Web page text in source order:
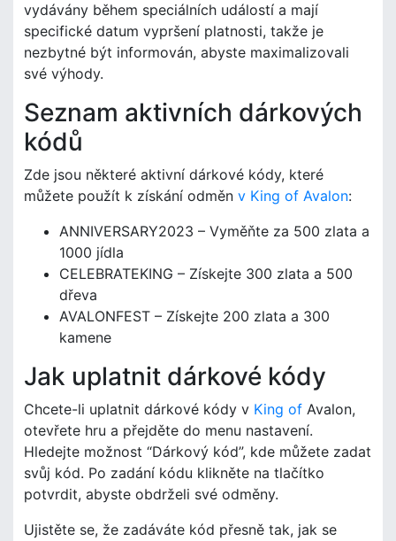
vydávány během speciálních událostí a mají
specifické datum vypršení platnosti, takže je
nezbytné být informován, abyste maximalizovali
své výhody.
Seznam aktivních dárkových
kódů
Zde jsou některé aktivní dárkové kódy, které
můžete použít k získání odměn v King of Avalon:
ANNIVERSARY2023 – Vyměňte za 500 zlata a
1000 jídla
CELEBRATEKING – Získejte 300 zlata a 500
dřeva
AVALONFEST – Získejte 200 zlata a 300
kamene
Jak uplatnit dárkové kódy
Chcete-li uplatnit dárkové kódy v King of Avalon,
otevřete hru a přejděte do menu nastavení.
Hledejte možnost “Dárkový kód”, kde můžete zadat
svůj kód. Po zadání kódu klikněte na tlačítko
potvrdit, abyste obdrželi své odměny.
Ujistěte se, že zadáváte kód přesně tak, jak se